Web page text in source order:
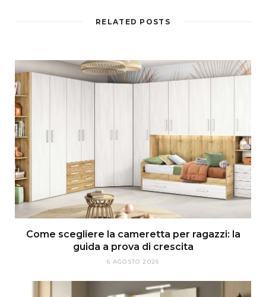
RELATED POSTS
Come scegliere la cameretta per ragazzi: la
guida a prova di crescita
6 AGOSTO 2026